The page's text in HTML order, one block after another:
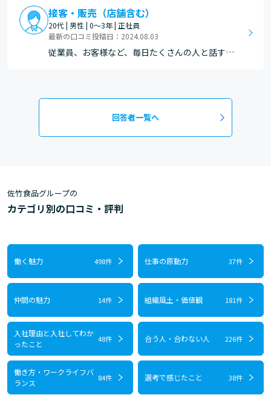
くためにイベントを頻繁にやっているところで
す。 またイベント内容も従業員同士で決めて行う
ので仲が深まりやすく自分の意見も言いやすい環
境がおすすめです。
接客・販売（店舗含む）
20代 | 男性 | 0～3年 | 正社員
最新の口コミ投稿日：2024.08.03
従業員、お客様など、毎日たくさんの人と話す。
回答者一覧へ
佐竹食品グループの
カテゴリ別の口コミ・評判
働く魅力 498件 仕事の原動力 37件
仲間の魅力 14件 組織風土・価値観 181件
入社理由と入社してわか
ったこと
48件 合う人・合わない人 226件
働き方・ワークライフバ
ランス
84件 選考で感じたこと 38件